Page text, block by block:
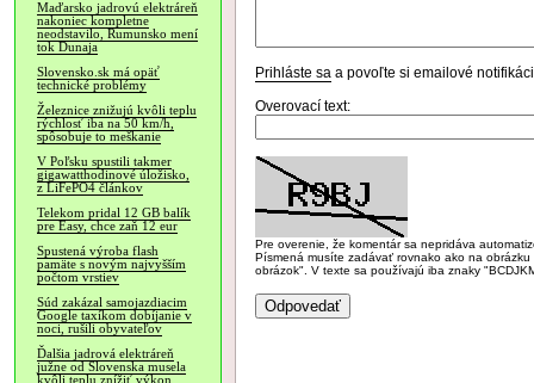
Maďarsko jadrovú elektráreň
nakoniec kompletne
neodstavilo, Rumunsko mení
tok Dunaja
Slovensko.sk má opäť
technické problémy
Železnice znižujú kvôli teplu
rýchlosť iba na 50 km/h,
spôsobuje to meškanie
V Poľsku spustili takmer
gigawatthodinové úložisko,
z LiFePO4 článkov
Telekom pridal 12 GB balík
pre Easy, chce zaň 12 eur
Spustená výroba flash
pamäte s novým najvyšším
počtom vrstiev
Súd zakázal samojazdiacim
Google taxíkom dobíjanie v
noci, rušili obyvateľov
Ďalšia jadrová elektráreň
južne od Slovenska musela
kvôli teplu znížiť výkon
Prihláste sa a povoľte si emailové
Overovací text:
Pre overenie, že komentár sa nepridáva
Písmená musíte zadávať rovnako ako na
obrázok". V texte sa používajú iba znaky